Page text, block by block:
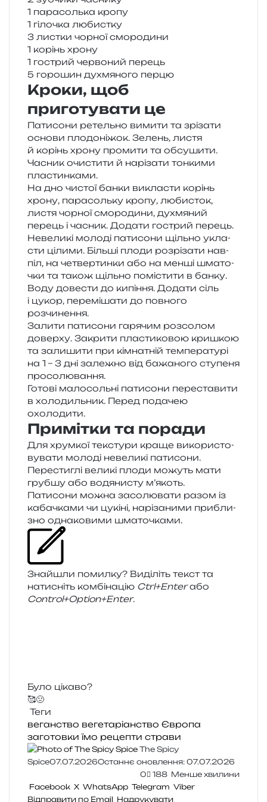
1 пара­соль­ка кропу
1 гіло­чка любистку
3 лис­тки чор­ної смородини
1 корінь хрону
1 гострий чер­во­ний перець
5 горо­шин духмя­но­го перцю
Кроки, щоб
приготувати це
Патисони ретель­но вими­ти та зрі­за­ти
осно­ви пло­до­ні­жок. Зелень, листя
й корінь хрону про­ми­ти та обсу­ши­ти.
Часник очи­сти­ти й нарі­за­ти тон­ки­ми
пластинками.
На дно чистої банки викла­сти корінь
хрону, пара­соль­ку кропу, люби­сток,
листя чор­ної смо­ро­ди­ни, духмя­ний
перець і часник. Додати гострий перець.
Невеликі моло­ді пати­со­ни щіль­но укла­
сти ціли­ми. Більші плоди роз­рі­за­ти нав­
піл, на четвер­тин­ки або на менші шма­то­
чки та також щіль­но помі­сти­ти в банку.
Воду дове­сти до кипі­н­ня. Додати сіль
і цукор, пере­мі­ша­ти до пов­но­го
розчинення.
Залити пати­со­ни гаря­чим роз­со­лом
довер­ху. Закрити пла­сти­ко­вою кри­шкою
та зали­ши­ти при кім­на­тній тем­пе­ра­ту­рі
на 1 – 3 дні зале­жно від бажа­но­го сту­пе­ня
просолювання.
Готові мало­соль­ні пати­со­ни пере­ста­ви­ти
в холо­диль­ник. Перед пода­чею
охолодити.
Примітки та поради
Для хрум­кої текс­ту­ри краще вико­ри­сто­
ву­ва­ти моло­ді неве­ли­кі пати­со­ни.
Перестиглі вели­кі плоди можуть мати
груб­шу або водя­ни­сту м’якоть.
Патисони можна засо­лю­ва­ти разом із
каба­чка­ми чи цукі­ні, нарі­за­ни­ми при­бли­
зно одна­ко­ви­ми шматочками.
Знайшли помил­ку? Виділіть текст та
нати­сніть ком­бі­на­цію Ctrl+Enterабо
Control+Option+Enter.
Було цікаво?
🥰🤢
Теги
веганство вегетаріанство Європа
заготовки їмо рецепти страви
The Spicy
Spice07.07.2026Останнє оновлення: 07.07.2026
0
188 Менше хвилини
Facebook X WhatsApp Telegram Viber
Відправити по Email Надрукувати